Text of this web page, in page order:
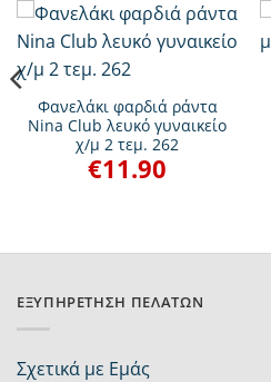
Φανελάκι φαρδιά ράντα
Nina Club λευκό γυναικείο
χ/μ 2 τεμ. 262
€11.90
ΕΞΥΠΗΡΈΤΗΣΗ ΠΕΛΑΤΏΝ
Σχετικά με Εμάς